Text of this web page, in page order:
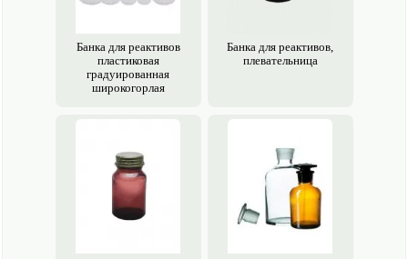
Банка для реактивов
пластиковая
градуированная
широкогорлая
Банка для реактивов,
плевательница